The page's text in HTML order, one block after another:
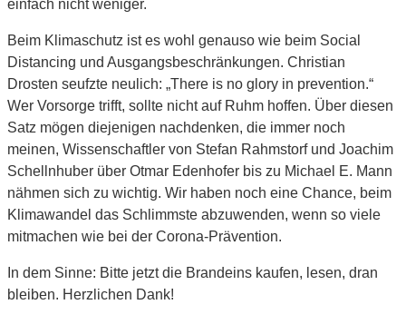
einfach nicht weniger.
Beim Klimaschutz ist es wohl genauso wie beim Social
Distancing und Ausgangsbeschränkungen. Christian
Drosten seufzte neulich: „There is no glory in prevention.“
Wer Vorsorge trifft, sollte nicht auf Ruhm hoffen. Über diesen
Satz mögen diejenigen nachdenken, die immer noch
meinen, Wissenschaftler von Stefan Rahmstorf und Joachim
Schellnhuber über Otmar Edenhofer bis zu Michael E. Mann
nähmen sich zu wichtig. Wir haben noch eine Chance, beim
Klimawandel das Schlimmste abzuwenden, wenn so viele
mitmachen wie bei der Corona-Prävention.
In dem Sinne: Bitte jetzt die Brandeins kaufen, lesen, dran
bleiben. Herzlichen Dank!